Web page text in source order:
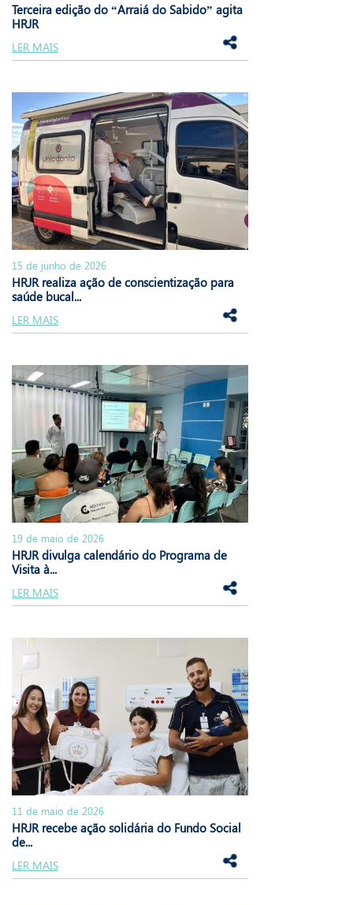
Terceira edição do “Arraiá do Sabido” agita
HRJR
LER MAIS
15 de junho de 2026
HRJR realiza ação de conscientização para
saúde bucal...
LER MAIS
19 de maio de 2026
HRJR divulga calendário do Programa de
Visita à...
LER MAIS
11 de maio de 2026
HRJR recebe ação solidária do Fundo Social
de...
LER MAIS